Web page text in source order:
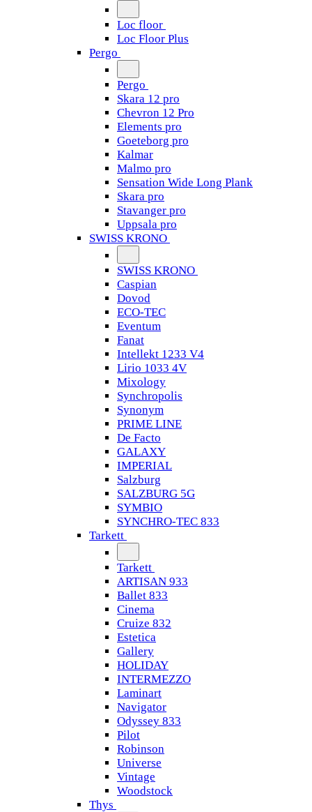
Loc floor
Loc Floor Plus
Pergo
Pergo
Skara 12 pro
Chevron 12 Pro
Elements pro
Goeteborg pro
Kalmar
Malmo pro
Sensation Wide Long Plank
Skara pro
Stavanger pro
Uppsala pro
SWISS KRONO
SWISS KRONO
Caspian
Dovod
ECO-TEC
Eventum
Fanat
Intellekt 1233 V4
Lirio 1033 4V
Mixology
Synchropolis
Synonym
PRIME LINE
De Facto
GALAXY
IMPERIAL
Salzburg
SALZBURG 5G
SYMBIO
SYNCHRO-TEC 833
Tarkett
Tarkett
ARTISAN 933
Ballet 833
Cinema
Cruize 832
Estetica
Gallery
HOLIDAY
INTERMEZZO
Laminart
Navigator
Odyssey 833
Pilot
Robinson
Universe
Vintage
Woodstock
Thys